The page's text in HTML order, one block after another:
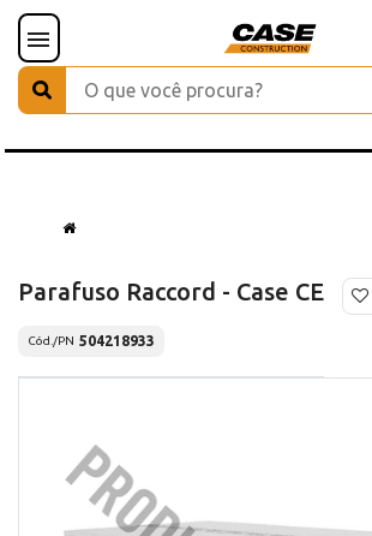
Parafuso Raccord - Case CE
Cód./PN 504218933